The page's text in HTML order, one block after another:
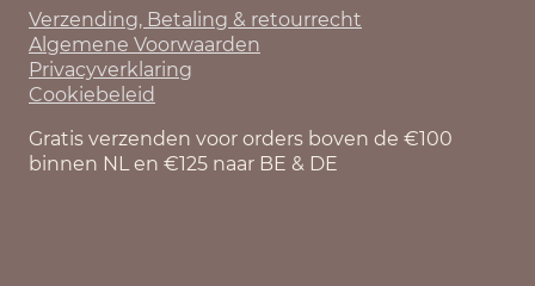
Verzending, Betaling & retourrecht
Algemene Voorwaarden
Privacyverklaring
Cookiebeleid
Gratis verzenden voor orders boven de €100
binnen NL en €125 naar BE & DE